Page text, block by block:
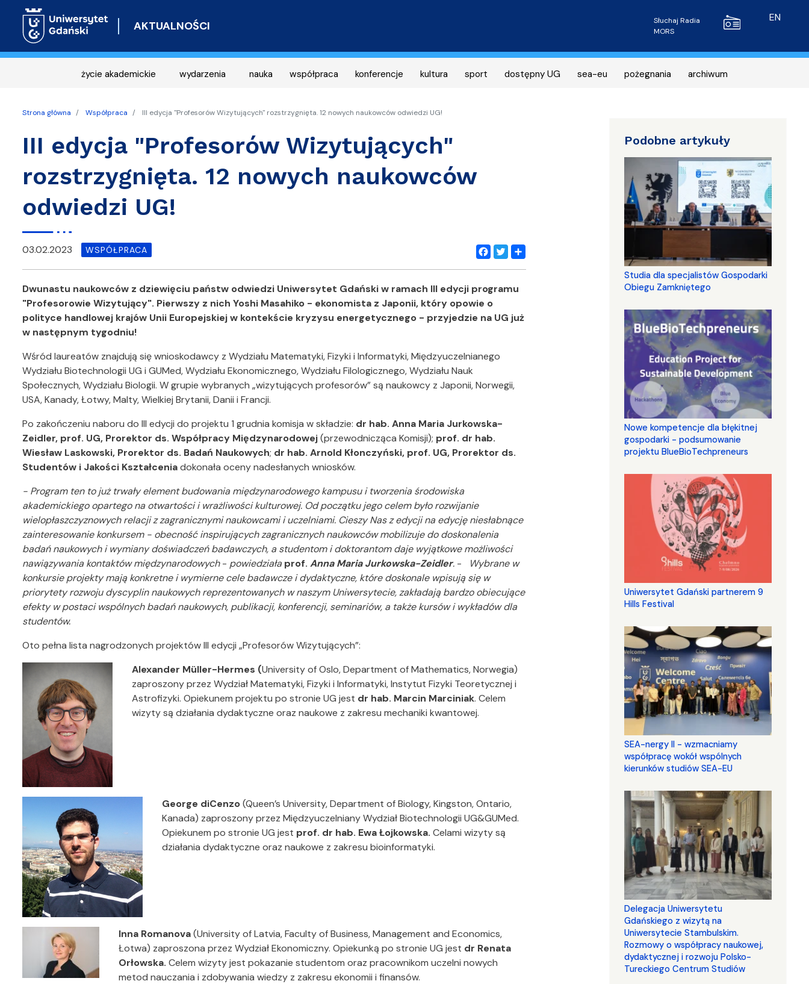
AKTUALNOŚCI Radio MORS
Słuchaj Radia
MORS
EN
życie akademickie wydarzenia nauka współpraca konferencje kultura sport dostępny UG sea-eu pożegnania archiwum
Strona główna Współpraca III edycja "Profesorów Wizytujących" rozstrzygnięta. 12 nowych naukowców odwiedzi UG!
III edycja "Profesorów Wizytujących"
rozstrzygnięta. 12 nowych naukowców
odwiedzi UG!
Facebook
Twitter
Share
03.02.2023 WSPÓŁPRACA
Dwunastu naukowców z dziewięciu państw odwiedzi Uniwersytet Gdański w ramach III edycji programu
"Profesorowie Wizytujący". Pierwszy z nich Yoshi Masahiko - ekonomista z Japonii, który opowie o
polityce handlowej krajów Unii Europejskiej w kontekście kryzysu energetycznego - przyjedzie na UG już
w następnym tygodniu!
Wśród laureatów znajdują się wnioskodawcy z Wydziału Matematyki, Fizyki i Informatyki, Międzyuczelnianego
Wydziału Biotechnologii UG i GUMed, Wydziału Ekonomicznego, Wydziału Filologicznego, Wydziału Nauk
Społecznych, Wydziału Biologii. W grupie wybranych „wizytujących profesorów” są naukowcy z Japonii, Norwegii,
USA, Kanady, Łotwy, Malty, Wielkiej Brytanii, Danii i Francji.
Po zakończeniu naboru do III edycji do projektu 1 grudnia komisja w składzie: dr hab. Anna Maria Jurkowska-
Zeidler, prof. UG, Prorektor ds. Współpracy Międzynarodowej(przewodnicząca Komisji); prof. dr hab.
Wiesław Laskowski, Prorektor ds. Badań Naukowych; dr hab. Arnold Kłonczyński, prof. UG, Prorektor ds.
Studentów i Jakości Kształceniadokonała oceny nadesłanych wniosków.
- Program ten to już trwały element budowania międzynarodowego kampusu i tworzenia środowiska
akademickiego opartego na otwartości i wrażliwości kulturowej. Od początku jego celem było rozwijanie
wielopłaszczyznowych relacji z zagranicznymi naukowcami i uczelniami. Cieszy Nas z edycji na edycję niesłabnące
zainteresowanie konkursem - obecność inspirujących zagranicznych naukowców mobilizuje do doskonalenia
badań naukowych i wymiany doświadczeń badawczych, a studentom i doktorantom daje wyjątkowe możliwości
nawiązywania kontaktów międzynarodowych- powiedziała prof. Anna Maria Jurkowska-Zeidler. -
Wybrane w
konkursie projekty mają konkretne i wymierne cele badawcze i dydaktyczne, które doskonale wpisują się w
priorytety rozwoju dyscyplin naukowych reprezentowanych w naszym Uniwersytecie, zakładają bardzo obiecujące
efekty w postaci wspólnych badań naukowych, publikacji, konferencji, seminariów, a także kursów i wykładów dla
studentów.
Oto pełna lista nagrodzonych projektów III edycji „Profesorów Wizytujących”:
Alexander Müller-Hermes (University of Oslo, Department of Mathematics, Norwegia)
zaproszony przez Wydział Matematyki, Fizyki i Informatyki, Instytut Fizyki Teoretycznej i
Astrofizyki. Opiekunem projektu po stronie UG jest dr hab. Marcin Marciniak. Celem
wizyty są działania dydaktyczne oraz naukowe z zakresu mechaniki kwantowej.
George diCenzo(Queen’s University, Department of Biology, Kingston, Ontario,
Kanada) zaproszony przez Międzyuczelniany Wydział Biotechnologii UG&GUMed.
Opiekunem po stronie UG jest prof. dr hab. Ewa Łojkowska. Celami wizyty są
działania dydaktyczne oraz naukowe z zakresu bioinformatyki.
Inna Romanova(University of Latvia, Faculty of Business, Management and Economics,
Łotwa) zaproszona przez Wydział Ekonomiczny. Opiekunką po stronie UG jest dr Renata
Orłowska. Celem wizyty jest pokazanie studentom oraz pracownikom uczelni nowych
metod nauczania i zdobywania wiedzy z zakresu ekonomii i finansów.
Podobne artykuły
Studia dla specjalistów Gospodarki
Obiegu Zamkniętego
Nowe kompetencje dla błękitnej
gospodarki - podsumowanie
projektu BlueBioTechpreneurs
Uniwersytet Gdański partnerem 9
Hills Festival
SEA-nergy II - wzmacniamy
współpracę wokół wspólnych
kierunków studiów SEA-EU
Delegacja Uniwersytetu
Gdańskiego z wizytą na
Uniwersytecie Stambulskim.
Rozmowy o współpracy naukowej,
dydaktycznej i rozwoju Polsko-
Tureckiego Centrum Studiów